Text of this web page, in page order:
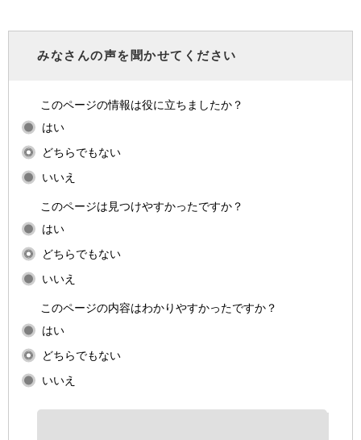
みなさんの声を聞かせてください
このページの情報は役に立ちましたか？
はい
どちらでもない
いいえ
このページは見つけやすかったですか？
はい
どちらでもない
いいえ
このページの内容はわかりやすかったですか？
はい
どちらでもない
いいえ